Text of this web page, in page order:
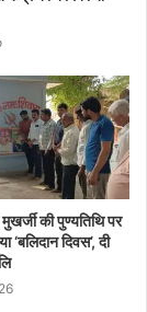
की पुण्यतिथि पर
‘बलिदान दिवस’, दी